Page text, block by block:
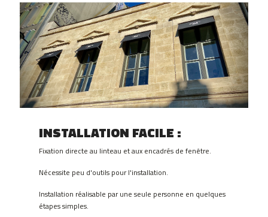
INSTALLATION FACILE :
Fixation directe au linteau et aux encadrés de fenêtre.
Nécessite peu d'outils pour l'installation.
Installation réalisable par une seule personne en quelques
étapes simples.